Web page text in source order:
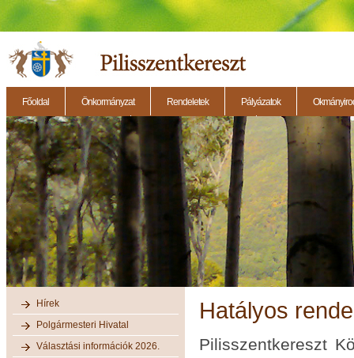
Főoldal Önkormányzat Rendeletek Pályázatok
2014.11.27. - Testületi ülés 2014.12.28. - Testületi ülés 2014.11.13. - Testületi
Hírek
Polgármesteri Hivatal
Választási információk 2026.
Hatályos
Pilisszentkereszt